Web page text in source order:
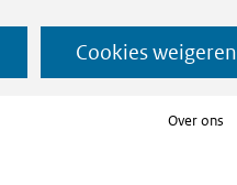
Cookies weigeren
Over ons